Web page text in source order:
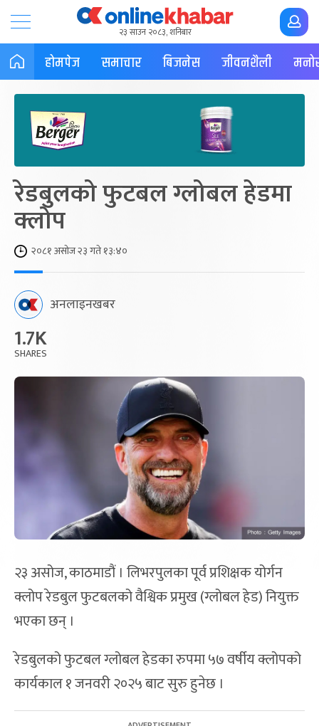
२३ साउन २०८३, शनिबार
होमपेज समाचार बिजनेस जीवनशैली
रेडबुलको फुटबल ग्लोबल हेडमा
क्लोप
२०८१ असोज २३ गते १३:४०
अनलाइनखबर
1.7K
SHARES
२३ असोज, काठमाडौं । लिभरपुलका पूर्व प्रशिक्षक योर्गन
क्लोप रेडबुल फुटबलको वैश्विक प्रमुख (ग्लोबल हेड) नियुक्त
भएका छन् ।
रेडबुलको फुटबल ग्लोबल हेडका रुपमा ५७ वर्षीय क्लोपको
कार्यकाल १ जनवरी २०२५ बाट सुरु हुनेछ ।